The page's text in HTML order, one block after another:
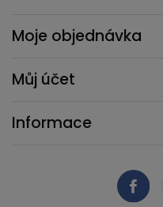
Moje objednávka
Můj účet
Informace